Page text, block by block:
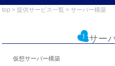
top >提供サービス一覧 > サーバー構築
サー
仮想サーバー構築